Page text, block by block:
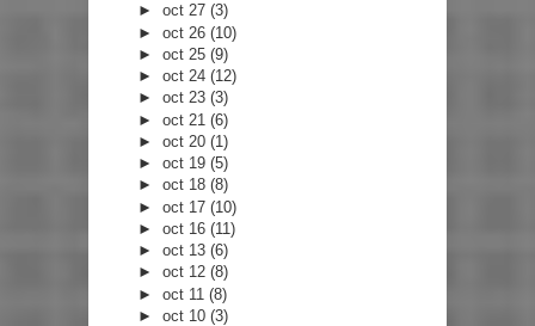
►oct 27(3)
►oct 26(10)
►oct 25(9)
►oct 24(12)
►oct 23(3)
►oct 21(6)
►oct 20(1)
►oct 19(5)
►oct 18(8)
►oct 17(10)
►oct 16(11)
►oct 13(6)
►oct 12(8)
►oct 11(8)
►oct 10(3)